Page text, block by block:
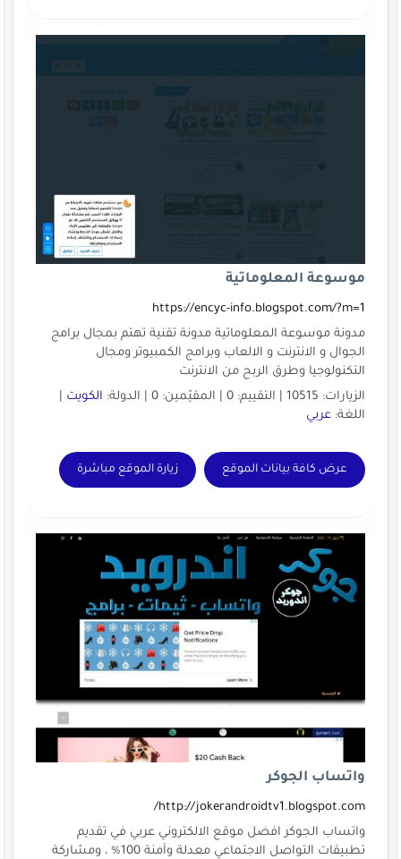
موسوعة المعلوماتية
https://encyc-info.blogspot.com/?m=1
مدونة موسوعة المعلوماتية مدونة تقنية تهتم بمجال برامج
الجوال و الانترنت و الالعاب وبرامج الكمبيوتر ومجال
التكنولوجيا وطرق الربح من الانترنت
الزيارات: 10515 | التقييم: 0 | المقيّمين: 0 | الدولة:
الكويت|
اللغة: عربي
عرض كافة بيانات الموقع زيارة الموقع مباشرة
واتساب الجوكر
http://jokerandroidtv1.blogspot.com/
واتساب الجوكر افضل موقع الالكتروني عربي في تقديم
تطبيقات التواصل الاجتماعي معدلة وآمنة 100% ، ومشاركة